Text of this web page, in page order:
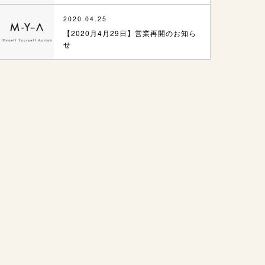
2020.04.25
【2020月4月29日】営業再開のお知ら
せ